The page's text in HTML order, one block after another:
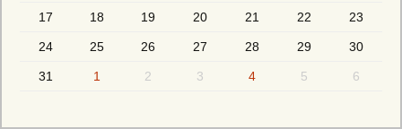
17 18 19 20 21 22 23
24 25 26 27 28 29 30
31 1 2 3 4 5 6